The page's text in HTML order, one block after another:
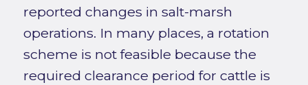
reported changes in salt-marsh
operations. In many places, a rotation
scheme is not feasible because the
required clearance period for cattle is